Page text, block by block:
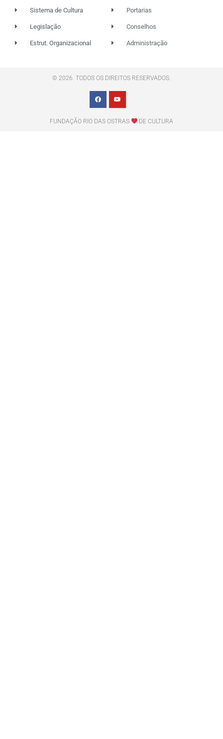
Sistema de Cultura
Legislação
Estrut. Organizacional
Portarias
Conselhos
Administração
© 2026. TODOS OS DIREITOS RESERVADOS.
FUNDAÇÃO RIO DAS OSTRAS DE CULTURA